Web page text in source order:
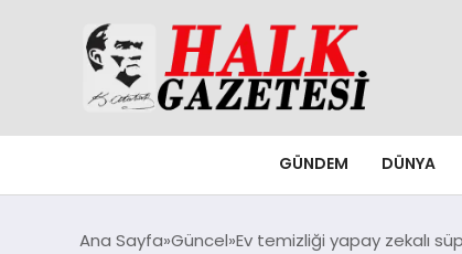
GÜNDEM DÜNYA
Ana Sayfa Güncel Ev temizliği yapay zekalı